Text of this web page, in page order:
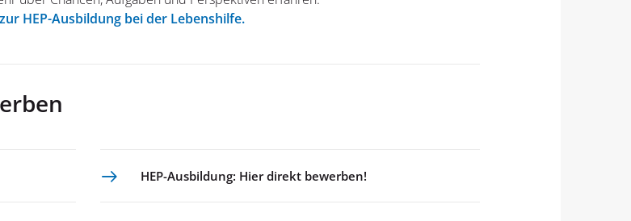
HEP-Ausbildung bei der Lebenshilfe.
HEP-Ausbildung: Hier direkt bewerben!